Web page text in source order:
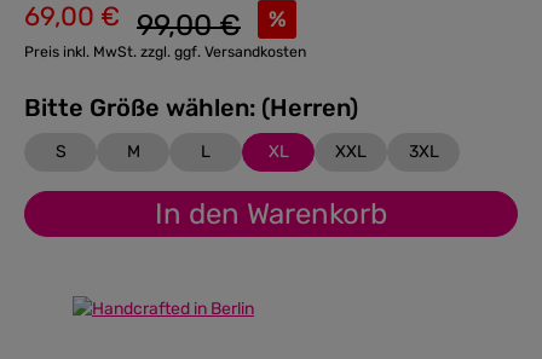
Verkaufspreis:
69,00 € %
Regulärer Preis:
99,00 €
Preis inkl. MwSt. zzgl. ggf. Versandkosten
Bitte Größe wählen: (Herren)
S M L XL XXL 3XL
In den Warenkorb